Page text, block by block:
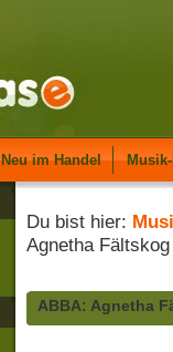
Neu im Handel
Du bist hier:
Agnetha
ABBA: Agnetha